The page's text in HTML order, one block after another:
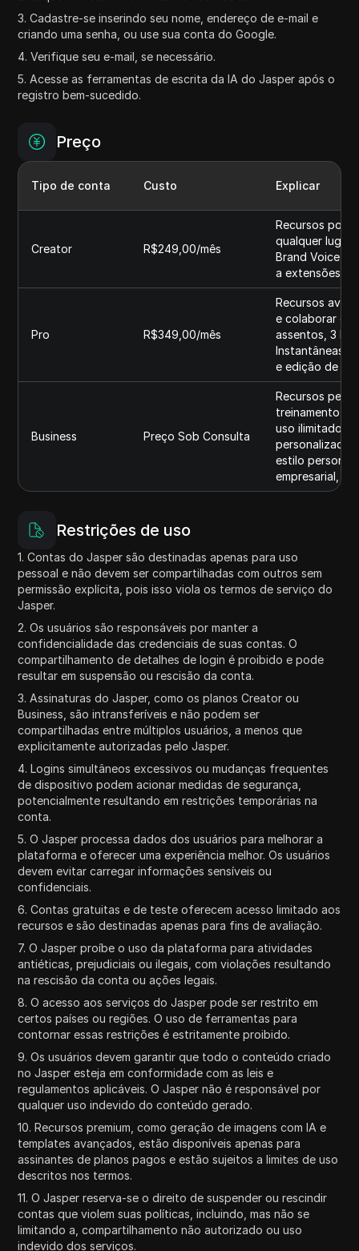
3. Cadastre-se inserindo seu nome, endereço de e-mail e
criando uma senha, ou use sua conta do Google.
4. Verifique seu e-mail, se necessário.
5. Acesse as ferramentas de escrita da IA do Jasper após o
registro bem-sucedido.
Preço
Tipo de conta Custo Explicar
Creator R$249,00/mês
Recursos
qualquer lugar
Brand Voice,
a extensões
Pro R$349,00/mês
Recursos
e colaborar em
assentos, 3
Instantâneas,
e edição de
Business Preço Sob Consulta
Recursos
treinamento
uso ilimitado
estilo
empresarial,
Restrições de uso
1. Contas do Jasper são destinadas apenas para uso
pessoal e não devem ser compartilhadas com outros sem
permissão explícita, pois isso viola os termos de serviço do
Jasper.
2. Os usuários são responsáveis por manter a
confidencialidade das credenciais de suas contas. O
compartilhamento de detalhes de login é proibido e pode
resultar em suspensão ou rescisão da conta.
3. Assinaturas do Jasper, como os planos Creator ou
Business, são intransferíveis e não podem ser
compartilhadas entre múltiplos usuários, a menos que
explicitamente autorizadas pelo Jasper.
4. Logins simultâneos excessivos ou mudanças frequentes
de dispositivo podem acionar medidas de segurança,
potencialmente resultando em restrições temporárias na
conta.
5. O Jasper processa dados dos usuários para melhorar a
plataforma e oferecer uma experiência melhor. Os usuários
devem evitar carregar informações sensíveis ou
confidenciais.
6. Contas gratuitas e de teste oferecem acesso limitado aos
recursos e são destinadas apenas para fins de avaliação.
7. O Jasper proíbe o uso da plataforma para atividades
antiéticas, prejudiciais ou ilegais, com violações resultando
na rescisão da conta ou ações legais.
8. O acesso aos serviços do Jasper pode ser restrito em
certos países ou regiões. O uso de ferramentas para
contornar essas restrições é estritamente proibido.
9. Os usuários devem garantir que todo o conteúdo criado
no Jasper esteja em conformidade com as leis e
regulamentos aplicáveis. O Jasper não é responsável por
qualquer uso indevido do conteúdo gerado.
10. Recursos premium, como geração de imagens com IA e
templates avançados, estão disponíveis apenas para
assinantes de planos pagos e estão sujeitos a limites de uso
descritos nos termos.
11. O Jasper reserva-se o direito de suspender ou rescindir
contas que violem suas políticas, incluindo, mas não se
limitando a, compartilhamento não autorizado ou uso
indevido dos serviços.